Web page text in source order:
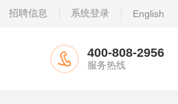
招聘信息 系统登录 English
400-808-2956
服务热线